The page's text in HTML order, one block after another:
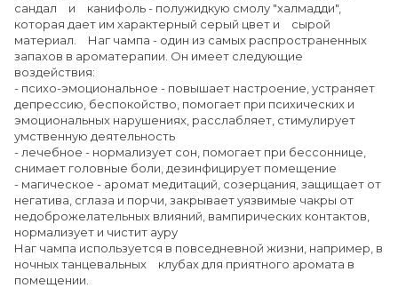
сандал и канифоль - полужидкую смолу "халмадди",
которая дает им характерный серый цвет и сырой
материал. Наг чампа - один из самых распространенных
запахов в ароматерапии. Он имеет следующие
воздействия:
- психо-эмоциональное - повышает настроение, устраняет
депрессию, беспокойство, помогает при психических и
эмоциональных нарушениях, расслабляет, стимулирует
умственную деятельность
- лечебное - нормализует сон, помогает при бессоннице,
снимает головные боли, дезинфицирует помещение
- магическое - аромат медитаций, созерцания, защищает от
негатива, сглаза и порчи, закрывает уязвимые чакры от
недоброжелательных влияний, вампирических контактов,
нормализует и чистит ауру
Наг чампа используется в повседневной жизни, например, в
ночных танцевальных клубах для приятного аромата в
помещении.